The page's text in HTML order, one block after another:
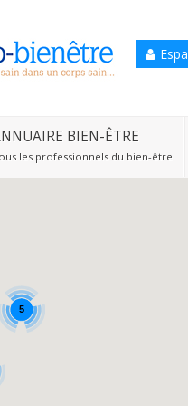
BIEN-ÊTRE
les professionnels du bien-être
5